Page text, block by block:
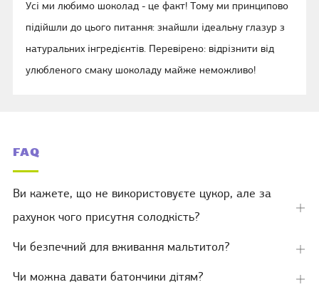
Усі ми любимо шоколад - це факт! Тому ми принципово
підійшли до цього питання: знайшли ідеальну глазур з
натуральних інгредієнтів. Перевірено: відрізнити від
улюбленого смаку шоколаду майже неможливо!
FAQ
Ви кажете, що не використовуєте цукор, але за
рахунок чого присутня солодкість?
Чи безпечний для вживання мальтитол?
Чи можна давати батончики дітям?